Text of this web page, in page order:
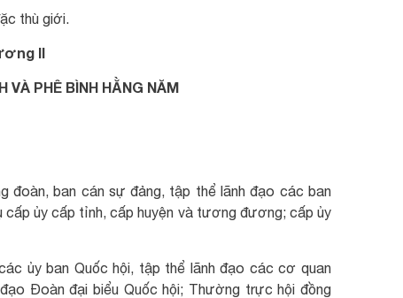
thù giới.
II
VÀ PHÊ BÌNH HẰNG NĂM
đoàn, ban cán sự đảng, tập thể lãnh đạo các ban
ủy cấp tỉnh, cấp huyện và tương đương; cấp ủy
ủy ban Quốc hội, tập thể lãnh đạo các cơ quan
Đoàn đại biểu Quốc hội; Thường trực hội đồng